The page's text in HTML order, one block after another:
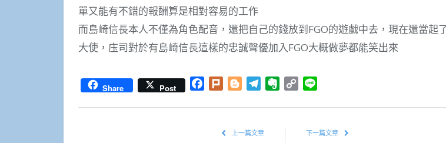
單又能有不錯的報酬算是相對容易的工作
而島崎信長本人不僅為角色配音，還把自己的錢放到FGO的遊戲中去，現在還當起
大使，庒司對於有島崎信長這樣的忠誠聲優加入FGO大概做夢都能笑出來
Share Post Facebook
Plurk BloggerTelegramEvernote
Copy
上一篇文章 下一篇文章